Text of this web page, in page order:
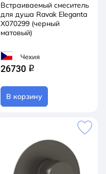
Встраиваемый смеситель
для душа Ravak Eleganta
X070299 (черный
матовый)
Чехия
26730 q
В корзину